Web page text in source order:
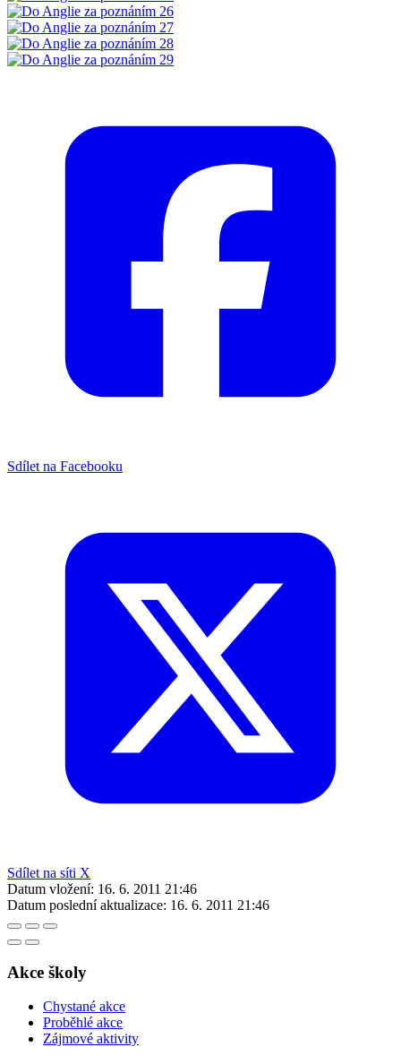
Sdílet na Facebooku
Sdílet na síti X
Datum vložení: 16. 6. 2011 21:46
Datum poslední aktualizace: 16. 6. 2011 21:46
Akce školy
Chystané akce
Proběhlé akce
Zájmové aktivity